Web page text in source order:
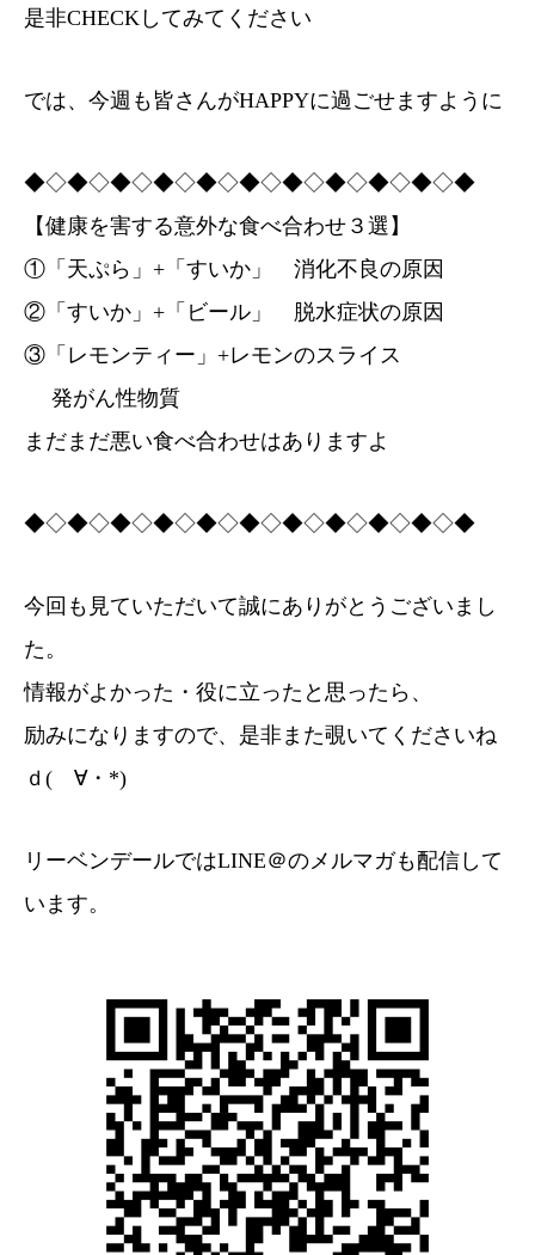
是非CHECKしてみてください
では、今週も皆さんがHAPPYに過ごせますように
◆◇◆◇◆◇◆◇◆◇◆◇◆◇◆◇◆◇◆◇◆
【健康を害する意外な食べ合わせ３選】
①「天ぷら」+「すいか」 消化不良の原因
②「すいか」+「ビール」 脱水症状の原因
③「レモンティー」+レモンのスライス
発がん性物質
まだまだ悪い食べ合わせはありますよ
◆◇◆◇◆◇◆◇◆◇◆◇◆◇◆◇◆◇◆◇◆
今回も見ていただいて誠にありがとうございまし
た。
情報がよかった・役に立ったと思ったら、
励みになりますので、是非また覗いてくださいね
ｄ(ゝ∀・*)
リーベンデールではLINE＠のメルマガも配信して
います。